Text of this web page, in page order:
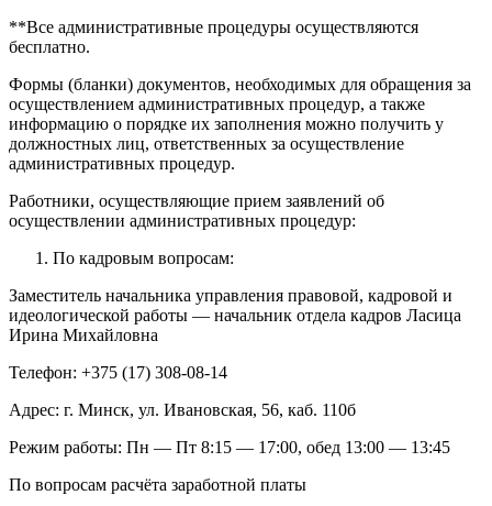
**Все административные процедуры осуществляются
бесплатно.
Формы (бланки) документов, необходимых для обращения за
осуществлением административных процедур, а также
информацию о порядке их заполнения можно получить у
должностных лиц, ответственных за осуществление
административных процедур.
Работники, осуществляющие прием заявлений об
осуществлении административных процедур:
По кадровым вопросам:
Заместитель начальника управления правовой, кадровой и
идеологической работы — начальник отдела кадров Ласица
Ирина Михайловна
Телефон: +375 (17) 308-08-14
Адрес: г. Минск, ул. Ивановская, 56, каб. 110б
Режим работы: Пн — Пт 8:15 — 17:00, обед 13:00 — 13:45
По вопросам расчёта заработной платы